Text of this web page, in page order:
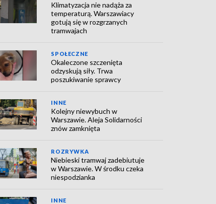
Klimatyzacja nie nadąża za
temperaturą. Warszawiacy
gotują się w rozgrzanych
tramwajach
SPOŁECZNE
Okaleczone szczenięta
odzyskują siły. Trwa
poszukiwanie sprawcy
INNE
Kolejny niewybuch w
Warszawie. Aleja Solidarności
znów zamknięta
ROZRYWKA
Niebieski tramwaj zadebiutuje
w Warszawie. W środku czeka
niespodzianka
INNE